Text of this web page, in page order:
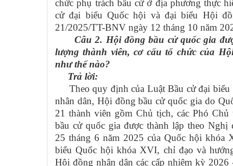
chức phụ trách bầu cử ở địa phương thực
cử đại biểu Quốc hội và đại biểu Hội
21/2025/TT-BNV ngày 12 tháng 10 năm
Câu 2. Hội đồng bầu cử quốc gia
lượng thành viên, cơ cấu tổ chức của
như thế nào?
Trả lời:
Theo quy định của Luật Bầu cử đại biểu
nhân dân, Hội đồng bầu cử quốc gia do
21 thành viên gồm Chủ tịch, các Phó
bầu cử quốc gia được thành lập theo Nghị
25 tháng 6 năm 2025 của Quốc hội khóa
biểu Quốc hội khóa XVI, chỉ đạo và
Hội đồng nhân dân các cấp nhiệm kỳ